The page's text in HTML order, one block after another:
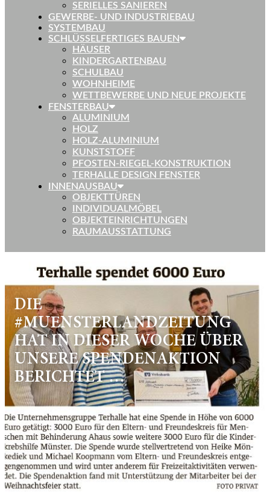
SERIELLES SANIEREN
GEWERBE- UND INDUSTRIEBAU
SYSTEMBAU
SCHLÜSSELFERTIGES BAUEN
HÄUSER
KINDERGARTENBAU
SCHULBAU
WOHNHEIME
WETTBEWERBE UND NEUE PROJEKTE
FENSTERBAU
ALUMINIUM
HOLZ
HOLZ-ALUMINIUM
KUNSTSTOFF
PFOSTEN-RIEGEL-KONSTRUKTION
TERHALLE DESIGN FENSTER
INNENAUSBAU
OBJEKTTÜREN
INDIVIDUALMÖBEL
OBJEKTEINRICHTUNGEN
RAUMAUSSTATTUNG
DIE
#MUENSTERLANDZEITUNG
HAT IN DIESER WOCHE ÜBER
UNSERE SPENDENAKTION
BERICHTET …